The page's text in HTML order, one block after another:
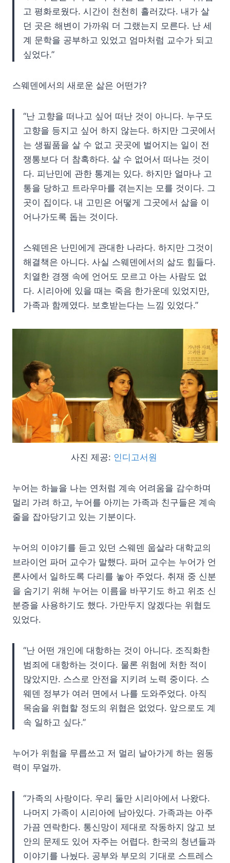
고 평화로웠다. 시간이 천천히 흘러갔다. 내가 살
던 곳은 해변이 가까워 더 그랬는지 모른다. 난 세
계 문학을 공부하고 있었고 엄마처럼 교수가 되고
싶었다.”
스웨덴에서의 새로운 삶은 어떤가?
“난 고향을 떠나고 싶어 떠난 것이 아니다. 누구도
고향을 등지고 싶어 하지 않는다. 하지만 그곳에서
는 생필품을 살 수 없고 곳곳에 벌어지는 일이 전
쟁통보다 더 참혹하다. 살 수 없어서 떠나는 것이
다. 피난민에 관한 통계는 있다. 하지만 얼마나 고
통을 당하고 트라우마를 겪는지는 모를 것이다. 그
곳이 집이다. 내 고민은 어떻게 그곳에서 삶을 이
어나가도록 돕는 것이다.
스웨덴은 난민에게 관대한 나라다. 하지만 그것이
해결책은 아니다. 사실 스웨덴에서의 삶도 힘들다.
치열한 경쟁 속에 언어도 모르고 아는 사람도 없
다. 시리아에 있을 때는 죽음 한가운데 있었지만,
가족과 함께였다. 보호받는다는 느낌 있었다.”
사진 제공: 인디고서원
누어는 하늘을 나는 연처럼 계속 어려움을 감수하며
멀리 가려 하고, 누어를 아끼는 가족과 친구들은 계속
줄을 잡아당기고 있는 기분이다.
누어의 이야기를 듣고 있던 스웨덴 웁살라 대학교의
브라이언 파머 교수가 말했다. 파머 교수는 누어가 언
론사에서 일하도록 다리를 놓아 주었다. 취재 중 신분
을 숨기기 위해 누어는 이름을 바꾸기도 하고 위조 신
분증을 사용하기도 했다. 가만두지 않겠다는 위협도
있었다.
“난 어떤 개인에 대항하는 것이 아니다. 조직화한
범죄에 대항하는 것이다. 물론 위험에 처한 적이
많았지만. 스스로 안전을 지키려 노력 중이다. 스
웨덴 정부가 여러 면에서 나를 도와주었다. 아직
목숨을 위협할 정도의 위협은 없었다. 앞으로도 계
속 일하고 싶다.”
누어가 위험을 무릅쓰고 저 멀리 날아가게 하는 원동
력이 무얼까.
“가족의 사랑이다. 우리 둘만 시리아에서 나왔다.
나머지 가족이 시리아에 남아있다. 가족과는 아주
가끔 연락한다. 통신망이 제대로 작동하지 않고 보
안의 문제도 있어 자주는 어렵다. 한국의 청년들과
이야기를 나눴다. 공부와 부모의 기대로 스트레스